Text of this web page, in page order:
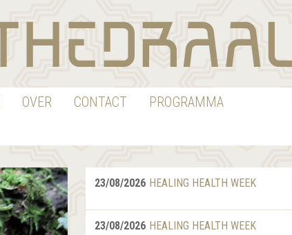
OVER CONTACT
PROGRAMMA
23/08/2026 HEALING HEALTH WEEK
23/08/2026 HEALING HEALTH WEEK